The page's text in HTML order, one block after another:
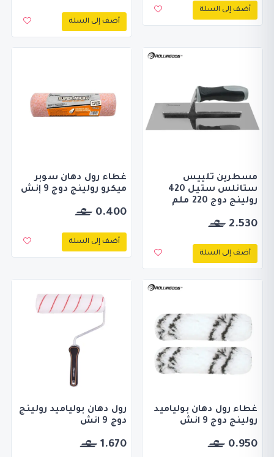
أضف إلى السلة
أضف إلى السلة
مسطرين تلييس
ستانلس ستيل 420
رولينج دوج 220 ملم
2.530
أضف إلى السلة
غطاء رول دهان سوبر
ميكرو رولينج دوج 9 إنش
0.400
أضف إلى السلة
غطاء رول دهان بولياميد
رولينج دوج 9 انش
0.950
رول دهان بولياميد رولينج
دوج 9 انش
1.670